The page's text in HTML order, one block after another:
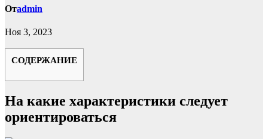
Отadmin
Ноя 3, 2023
СОДЕРЖАНИЕ
На какие характеристики следует
ориентироваться